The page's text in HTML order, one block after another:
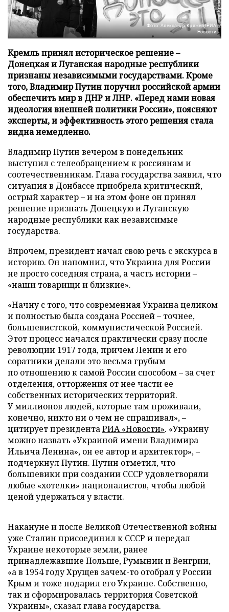
Фото: Александр Кряжев/РИА
Новости
Кремль принял историческое решение –
Донецкая и Луганская народные республики
признаны независимыми государствами. Кроме
того, Владимир Путин поручил российской армии
обеспечить мир в ДНР и ЛНР. «Перед нами новая
идеология внешней политики России», поясняют
эксперты, и эффективность этого решения стала
видна немедленно.
Владимир Путин вечером в понедельник
выступил с телеобращением к россиянам и
соотечественникам. Глава государства заявил, что
ситуация в Донбассе приобрела критический,
острый характер – и на этом фоне он принял
решение признать Донецкую и Луганскую
народные республики как независимые
государства.
Впрочем, президент начал свою речь с экскурса в
историю. Он напомнил, что Украина для России
не просто соседняя страна, а часть истории –
«наши товарищи и близкие».
«Начну с того, что современная Украина целиком
и полностью была создана Россией – точнее,
большевистской, коммунистической Россией.
Этот процесс начался практически сразу после
революции 1917 года, причем Ленин и его
соратники делали это весьма грубым
по отношению к самой России способом – за счет
отделения, отторжения от нее части ее
собственных исторических территорий.
У миллионов людей, которые там проживали,
конечно, никто ни о чем не спрашивал», –
цитирует президентаРИА «Новости». «Украину
можно назвать «Украиной имени Владимира
Ильича Ленина», он ее автор и архитектор», –
подчеркнул Путин. Путин отметил, что
большевики при создании СССР удовлетворяли
любые «хотелки» националистов, чтобы любой
ценой удержаться у власти.
Накануне и после Великой Отечественной войны
уже Сталин присоединил к СССР и передал
Украине некоторые земли, ранее
принадлежавшие Польше, Румынии и Венгрии,
«а в 1954 году Хрущев зачем-то отобрал у России
Крым и тоже подарил его Украине. Собственно,
так и сформировалась территория Советской
Украины», сказал глава государства.